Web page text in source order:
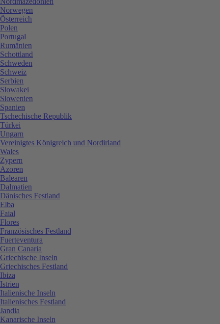
Norwegen
Österreich
Polen
Portugal
Rumänien
Schottland
Schweden
Schweiz
Serbien
Slowakei
Slowenien
Spanien
Tschechische Republik
Türkei
Ungarn
Vereinigtes Königreich und Nordirland
Wales
Zypern
Azoren
Balearen
Dalmatien
Dänisches Festland
Elba
Faial
Flores
Französisches Festland
Fuerteventura
Gran Canaria
Griechische Inseln
Griechisches Festland
Ibiza
Istrien
Italienische Inseln
Italienisches Festland
Jandia
Kanarische Inseln